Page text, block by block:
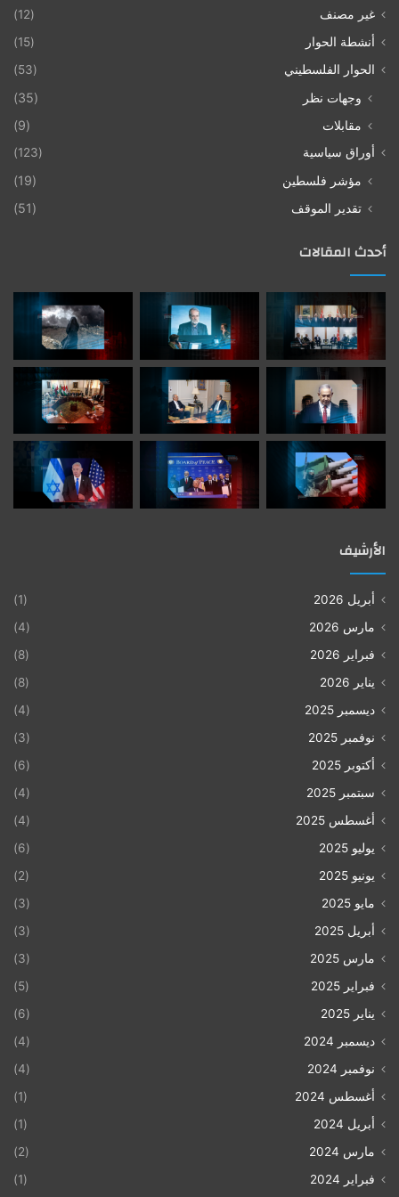
غير مصنف
(12)
أنشطة الحوار
(15)
الحوار الفلسطيني
(53)
وجهات نظر
(35)
مقابلات
(9)
أوراق سياسية (123)
مؤشر فلسطين
(19)
تقدير الموقف
(51)
أحدث المقالات
الأرشيف
أبريل 2026
(1)
مارس 2026
(4)
فبراير 2026
(8)
يناير 2026
(8)
ديسمبر 2025
(4)
نوفمبر 2025
(3)
أكتوبر 2025
(6)
سبتمبر 2025
(4)
أغسطس 2025
(4)
يوليو 2025
(6)
يونيو 2025
(2)
مايو 2025
(3)
أبريل 2025
(3)
مارس 2025
(3)
فبراير 2025
(5)
يناير 2025
(6)
ديسمبر 2024
(4)
نوفمبر 2024
(4)
أغسطس 2024
(1)
أبريل 2024
(1)
مارس 2024
(2)
فبراير 2024
(1)